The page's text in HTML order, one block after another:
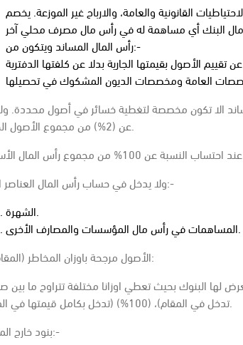
القانونية والعامة، والارباح غير الموزعة. يخصم
رأس المال المساند ويتكون من:-
الا تكون مخصصة لتغطية خسائر في أصول محددة.
عن (2%) من مجموع الأصول الخطرة.
ولا يدخل في حساب رأس المال العناصر التالية:-
الشهرة.
المساهمات في رأس مال المؤسسات والمصارف الأخرى.
2- الأصول مرجحة باوزان المخاطر (المقام):
لها البنوك بحيث تعطي اوزانا مختلفة تتراوح ما بين
تدخل في المقام)، (100%) (تدخل بكامل قيمتها في المقام).
بنود خارج الميزانية:-